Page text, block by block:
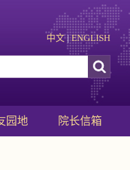
中文|ENGLISH
园地 院长信箱